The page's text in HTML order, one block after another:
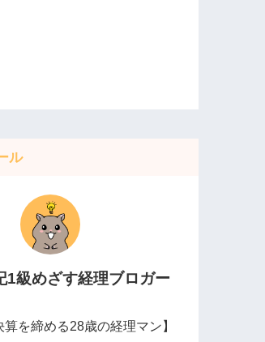
ル
1級めざす経理ブロガー
算を締める28歳の経理マン】